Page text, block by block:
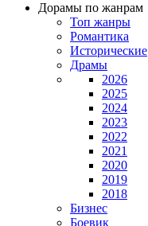
Дорамы по жанрам
Топ жанры
Романтика
Исторические
Драмы
2026
2025
2024
2023
2022
2021
2020
2019
2018
Бизнес
Боевик